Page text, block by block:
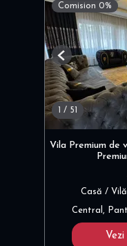
Comision 0%
1 / 51
Previous
Vila Premium de
Casă /
Central,